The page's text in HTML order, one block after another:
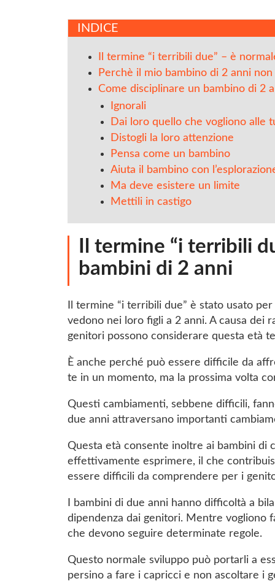
INDICE
Il termine “i terribili due” – è
Perchè il mio bambino di 2 anni non
Come disciplinare un bambino di 2
Ignorali
Dai loro quello che vogliono alle
Distogli la loro attenzione
Pensa come un bambino
Aiuta il bambino con
Ma deve esistere un limite
Mettili in castigo
Il termine “i terribili
bambini di 2 anni
Il termine “i terribili due” è stato usato
vedono nei loro figli a 2 anni. A causa dei
genitori possono considerare questa età
È anche perché può essere difficile da
te in un momento, ma la prossima volta
Questi cambiamenti, sebbene difficili,
due anni attraversano importanti
Questa età consente inoltre ai bambini di
effettivamente esprimere, il che
essere difficili da comprendere per i
I bambini di due anni hanno difficoltà a
dipendenza dai genitori. Mentre vogliono
che devono seguire determinate regole.
Questo normale sviluppo può portarli a
persino a fare i capricci e non ascoltare i